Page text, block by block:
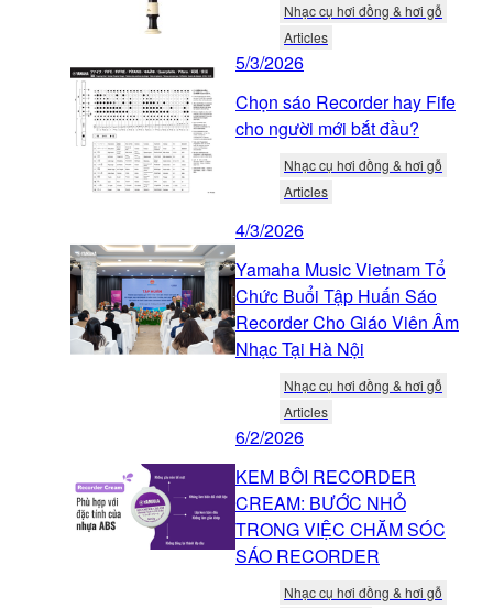
Nhạc cụ hơi đồng & hơi gỗ
Articles
5/3/2026
Chọn sáo Recorder hay Fife
cho người mới bắt đầu?
Nhạc cụ hơi đồng & hơi gỗ
Articles
4/3/2026
Yamaha Music Vietnam Tổ
Chức Buổi Tập Huấn Sáo
Recorder Cho Giáo Viên Âm
Nhạc Tại Hà Nội
Nhạc cụ hơi đồng & hơi gỗ
Articles
6/2/2026
KEM BÔI RECORDER
CREAM: BƯỚC NHỎ
TRONG VIỆC CHĂM SÓC
SÁO RECORDER
Nhạc cụ hơi đồng & hơi gỗ